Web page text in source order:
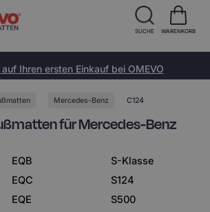
Ihren ersten Einkauf bei OMEVO
Mercedes-Benz C124
für Mercedes-Benz
EQB
EQC
EQE
S-Klasse
S124
S500
SUCHE WARENKORB